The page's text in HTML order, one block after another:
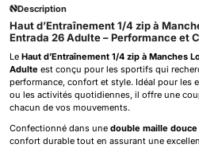
Description
Haut d’Entraînement 1/4 zip à
Entrada 26 Adulte – Performance et
Le Haut d’Entraînement 1/4 zip à Manches
Adulte est conçu pour les sportifs qui
performance, confort et style. Idéal pour les
ou les activités quotidiennes, il offre une
chacun de vos mouvements.
Confectionné dans une double maille
confort durable tout en assurant une